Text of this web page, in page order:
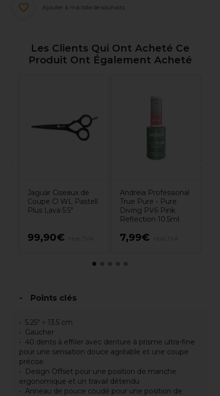
Ajouter à ma liste de souhaits
Les Clients Qui Ont Acheté Ce
Produit Ont Également Acheté
Jaguar Ciseaux de
Coupe Cl WL Pastell
Plus Lava 5.5"
99,90€
Andreia Professional
True Pure - Pure
Diving PV6 Pink
Reflection 10.5ml
7,99€
Points clés
5.25“ = 13.5 cm
Gaucher
40 dents à effiler avec denture à prisme ultra-fine
pour une sensation douce agréable et une coupe
précise
Design Offset pour une position de manche
ergonomique et un travail détendu
Anneau de pouce coudé pour une position de